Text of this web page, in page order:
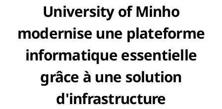
University of Minho
modernise une plateforme
informatique essentielle
grâce à une solution
d'infrastructure